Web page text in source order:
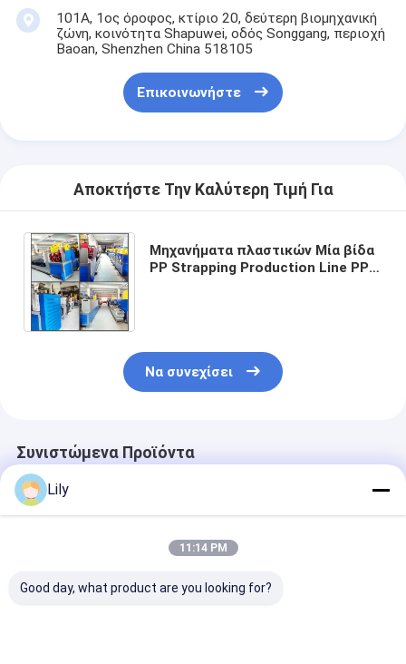
101Α, 1ος όροφος, κτίριο 20, δεύτερη βιομηχανική
ζώνη, κοινότητα Shapuwei, οδός Songgang, περιοχή
Baoan, Shenzhen China 518105
Επικοινωνήστε
Αποκτήστε Την Καλύτερη Τιμή Για
Μηχανήματα πλαστικών Μία βίδα
PP Strapping Production Line PP
Να συνεχίσει
Συνιστώμενα Προϊόντα
Lily
11:14 PM
Good day, what product are you looking for?